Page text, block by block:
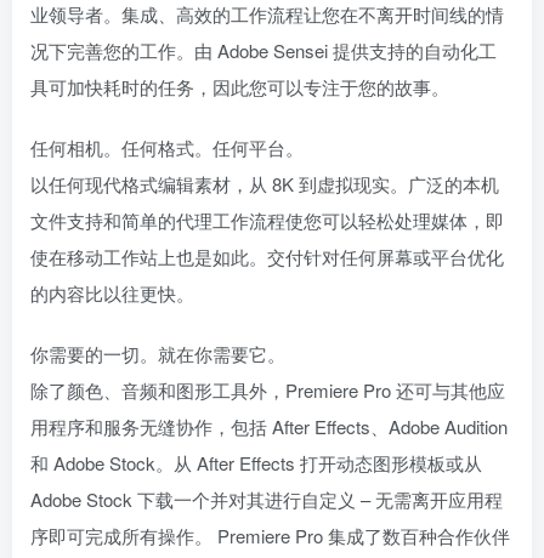
业领导者。集成、高效的工作流程让您在不离开时间线的情
况下完善您的工作。由 Adob​​e Sensei 提供支持的自动化工
具可加快耗时的任务，因此您可以专注于您的故事。
任何相机。任何格式。任何平台。
以任何现代格式编辑素材，从 8K 到虚拟现实。广泛的本机
文件支持和简单的代理工作流程使您可以轻松处理媒体，即
使在移动工作站上也是如此。交付针对任何屏幕或平台优化
的内容比以往更快。
你需要的一切。就在你需要它。
除了颜色、音频和图形工具外，Premiere Pro 还可与其他应
用程序和服务无缝协作，包括 After Effects、Adobe Audition
和 Adob​​e Stock。从 After Effects 打开动态图形模板或从
Adob​​e Stock 下载一个并对其进行自定义 – 无需离开应用程
序即可完成所有操作。 Premiere Pro 集成了数百种合作伙伴